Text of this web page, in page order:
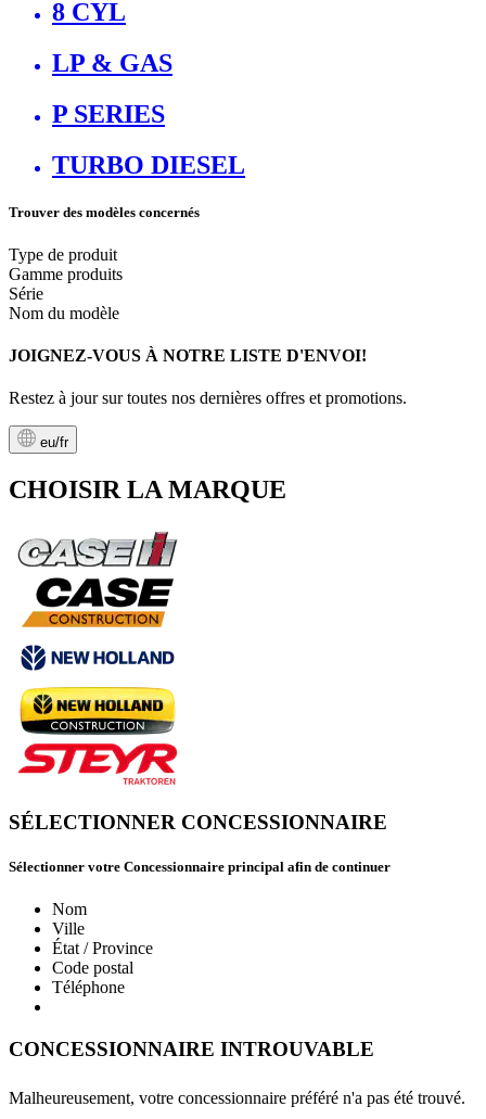
8 CYL
LP & GAS
P SERIES
TURBO DIESEL
Trouver des modèles concernés
Type de produit
Gamme produits
Série
Nom du modèle
JOIGNEZ-VOUS À NOTRE LISTE D'ENVOI!
Restez à jour sur toutes nos dernières offres et promotions.
eu/fr
CHOISIR LA MARQUE
SÉLECTIONNER CONCESSIONNAIRE
Sélectionner votre Concessionnaire principal afin de continuer
Nom
Ville
État / Province
Code postal
Téléphone
CONCESSIONNAIRE INTROUVABLE
Malheureusement, votre concessionnaire préféré n'a pas été trouvé.